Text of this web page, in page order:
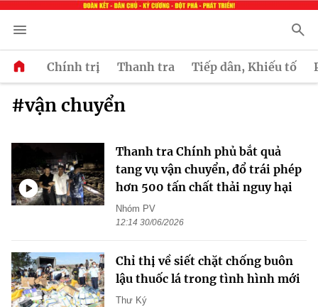
Chính trị Thanh tra Tiếp dân, Khiếu tố
#vận chuyển
Thanh tra Chính phủ bắt quả
tang vụ vận chuyển, đổ trái phép
hơn 500 tấn chất thải nguy hại
Nhóm PV
12:14 30/06/2026
Chỉ thị về siết chặt chống buôn
lậu thuốc lá trong tình hình mới
Thư Ký